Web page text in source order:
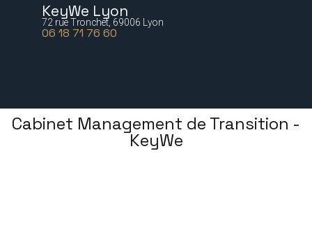
KeyWe Lyon
72 rue Tronchet, 69006 Lyon
06 18 71 76 60
Cabinet Management de Transition -
KeyWe